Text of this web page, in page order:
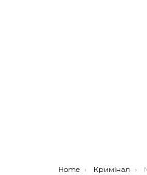
You are here:
Home Кримінал